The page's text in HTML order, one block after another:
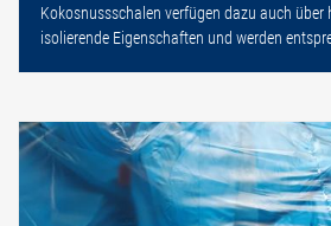
Kokosnussschalen verfügen dazu auch über
isolierende Eigenschaften und werden